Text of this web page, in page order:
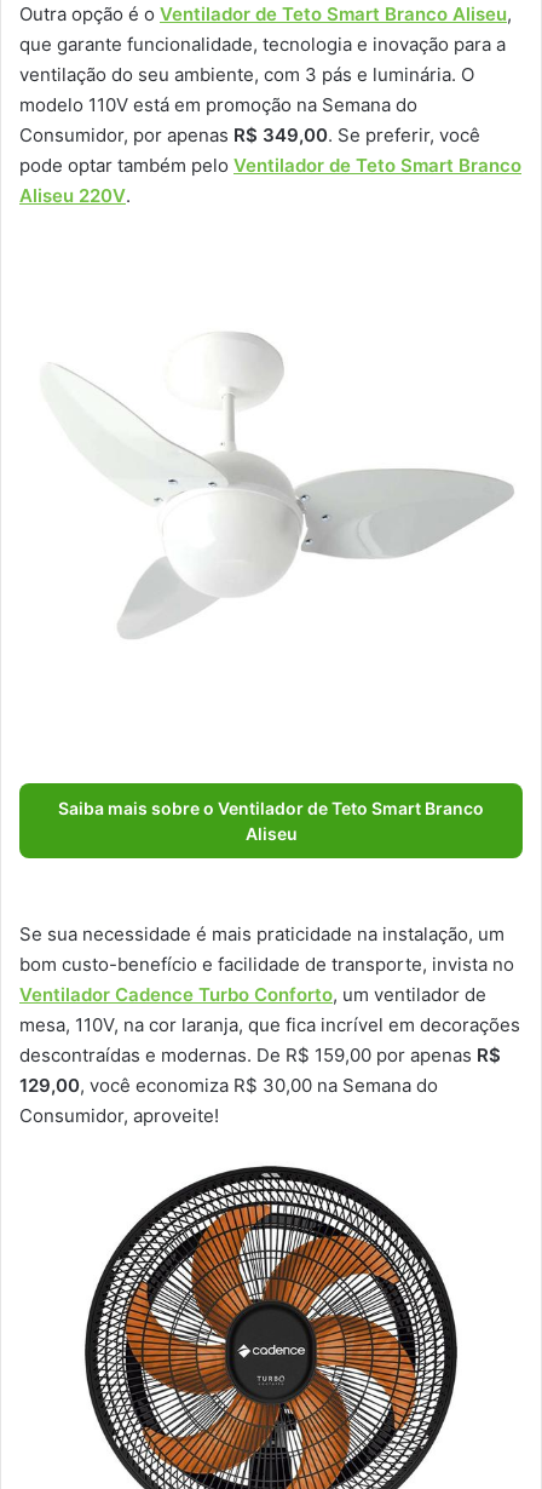
Outra opção é o Ventilador de Teto Smart Branco Aliseu,
que garante funcionalidade, tecnologia e inovação para a
ventilação do seu ambiente, com 3 pás e luminária. O
modelo 110V está em promoção na Semana do
Consumidor, por apenas R$ 349,00. Se preferir, você
pode optar também pelo Ventilador de Teto Smart Branco
Aliseu 220V.
Saiba mais sobre o Ventilador de Teto Smart Branco
Aliseu
Se sua necessidade é mais praticidade na instalação, um
bom custo-benefício e facilidade de transporte, invista no
Ventilador Cadence Turbo Conforto, um ventilador de
mesa, 110V, na cor laranja, que fica incrível em decorações
descontraídas e modernas. De R$ 159,00 por apenas R$
129,00, você economiza R$ 30,00 na Semana do
Consumidor, aproveite!